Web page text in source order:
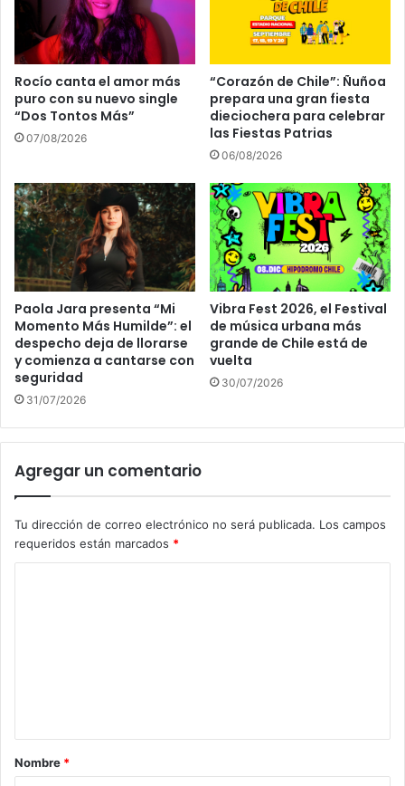
Rocío canta el amor más
puro con su nuevo single
“Dos Tontos Más”
07/08/2026
“Corazón de Chile”: Ñuñoa
prepara una gran fiesta
dieciochera para celebrar
las Fiestas Patrias
06/08/2026
Paola Jara presenta “Mi
Momento Más Humilde”: el
despecho deja de llorarse
y comienza a cantarse con
seguridad
31/07/2026
Vibra Fest 2026, el Festival
de música urbana más
grande de Chile está de
vuelta
30/07/2026
Agregar un comentario
Tu dirección de correo electrónico no será publicada. Los campos
requeridos están marcados *
a
r
Nombre *